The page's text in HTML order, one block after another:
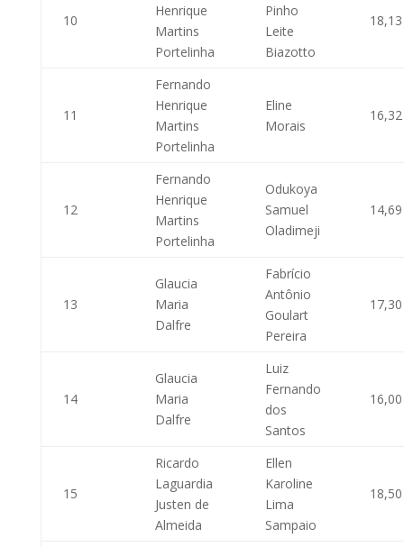
10
Henrique
Martins
Portelinha
Pinho
Leite
Biazotto
18,13
11
Fernando
Henrique
Martins
Portelinha
Eline
Morais
16,32
12
Fernando
Henrique
Martins
Portelinha
Odukoya
Samuel
Oladimeji
14,69
13
Glaucia
Maria
Dalfre
Fabrício
Antônio
Goulart
Pereira
17,30
14
Glaucia
Maria
Dalfre
Luiz
Fernando
dos
Santos
16,00
15
Ricardo
Laguardia
Justen de
Almeida
Ellen
Karoline
Lima
Sampaio
18,50